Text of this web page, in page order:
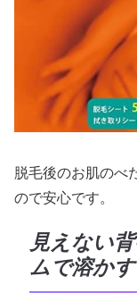
脱毛後のお肌のべ
ので安心です。
見えない
ムで溶かす